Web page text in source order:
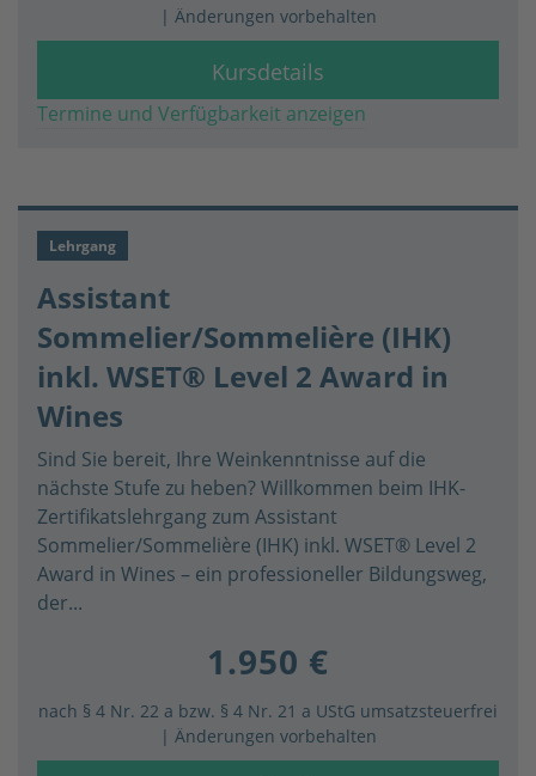
| Änderungen vorbehalten
Kursdetails
Termine und Verfügbarkeit anzeigen
Lehrgang
Assistant
Sommelier/Sommelière (IHK)
inkl. WSET® Level 2 Award in
Wines
Sind Sie bereit, Ihre Weinkenntnisse auf die
nächste Stufe zu heben? Willkommen beim IHK-
Zertifikatslehrgang zum Assistant
Sommelier/Sommelière (IHK) inkl. WSET® Level 2
Award in Wines – ein professioneller Bildungsweg,
der...
1.950 €
nach § 4 Nr. 22 a bzw. § 4 Nr. 21 a UStG umsatzsteuerfrei
| Änderungen vorbehalten